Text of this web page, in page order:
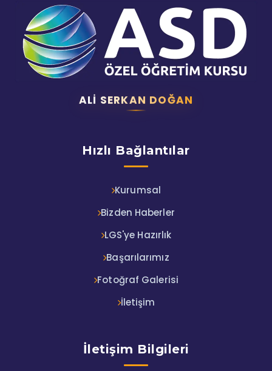
ALI SERKAN DOĞAN
Hızlı Bağlantılar
Kurumsal
Bizden Haberler
LGS'ye Hazırlık
Başarılarımız
Fotoğraf Galerisi
İletişim
İletişim Bilgileri